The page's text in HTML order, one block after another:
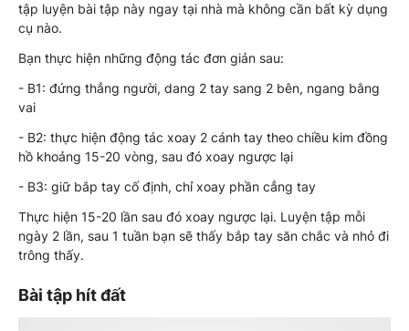
tập luyện bài tập này ngay tại nhà mà không cần bất kỳ dụng
cụ nào.
Bạn thực hiện những động tác đơn giản sau:
- B1: đứng thẳng người, dang 2 tay sang 2 bên, ngang bằng
vai
- B2: thực hiện động tác xoay 2 cánh tay theo chiều kim đồng
hồ khoảng 15-20 vòng, sau đó xoay ngược lại
- B3: giữ bắp tay cố định, chỉ xoay phần cẳng tay
Thực hiện 15-20 lần sau đó xoay ngược lại. Luyện tập mỗi
ngày 2 lần, sau 1 tuần bạn sẽ thấy bắp tay săn chắc và nhỏ đi
trông thấy.
Bài tập hít đất